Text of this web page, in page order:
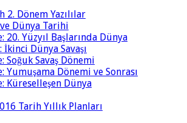
2. Dönem Yazılılar
Dünya Tarihi
20. Yüzyıl Başlarında Dünya
İkinci Dünya Savaşı
Soğuk Savaş Dönemi
Yumuşama Dönemi ve Sonrası
Küreselleşen Dünya
Tarih Yıllık Planları